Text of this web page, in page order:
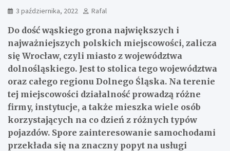
3 października, 2022 Rafal
Do dość wąskiego grona największych i
najważniejszych polskich miejscowości, zalicza
się Wrocław, czyli miasto z województwa
dolnośląskiego. Jest to stolica tego województwa
oraz całego regionu Dolnego Śląska. Na terenie
tej miejscowości działalność prowadzą różne
firmy, instytucje, a także mieszka wiele osób
korzystających na co dzień z różnych typów
pojazdów. Spore zainteresowanie samochodami
przekłada się na znaczny popyt na usługi